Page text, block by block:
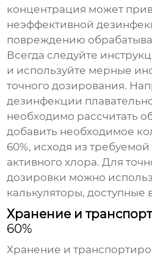
концентрация может
неэффективной
повреждению
Всегда следуйте
и используйте мерные
точного дозирования.
дезинфекции
необходимо рассчитать
добавить необходимое
60%, исходя из
активного хлора. Для
дозировки можно
калькуляторы, доступные
Хранение и
60%
Хранение и